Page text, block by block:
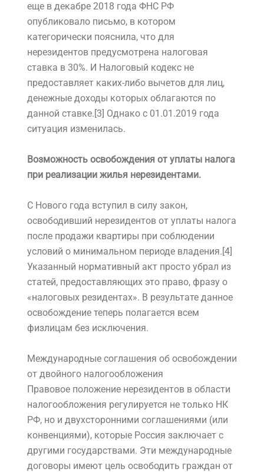
еще в декабре 2018 года ФНС РФ
опубликовало письмо, в котором
категорически пояснила, что для
нерезидентов предусмотрена налоговая
ставка в 30%. И Налоговый кодекс не
предоставляет каких-либо вычетов для лиц,
денежные доходы которых облагаются по
данной ставке.[3] Однако с 01.01.2019 года
ситуация изменилась.
Возможность освобождения от уплаты налога
при реализации жилья нерезидентами.
С Нового года вступил в силу закон,
освободивший нерезидентов от уплаты налога
после продажи квартиры при соблюдении
условий о минимальном периоде владения.[4]
Указанный нормативный акт просто убрал из
статей, предоставляющих это право, фразу о
«налоговых резидентах». В результате данное
освобождение теперь полагается всем
физлицам без исключения.
Международные соглашения об освобождении
от двойного налогообложения
Правовое положение нерезидентов в области
налогообложения регулируется не только НК
РФ, но и двухсторонними соглашениями (или
конвенциями), которые Россия заключает с
другими государствами. Эти международные
договоры имеют цель освободить граждан от